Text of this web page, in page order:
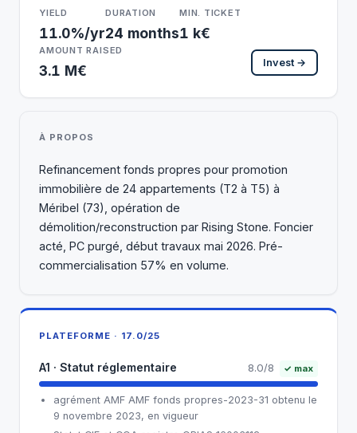
YIELD
11.0%/yr
DURATION
24 months
MIN. TICKET
1 k€
AMOUNT RAISED
3.1 M€ Invest →
À PROPOS
Refinancement fonds propres pour promotion
immobilière de 24 appartements (T2 à T5) à
Méribel (73), opération de
démolition/reconstruction par Rising Stone. Foncier
acté, PC purgé, début travaux mai 2026. Pré-
commercialisation 57% en volume.
PLATEFORME · 17.0/25
A1 · Statut réglementaire 8.0/8 ✓ max
agrément AMF AMF fonds propres-2023-31 obtenu le
9 novembre 2023, en vigueur